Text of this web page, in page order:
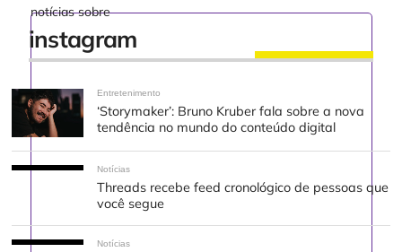
notícias sobre
instagram
Entretenimento
‘Storymaker’: Bruno Kruber fala sobre a nova
tendência no mundo do conteúdo digital
Notícias
Threads recebe feed cronológico de pessoas que
você segue
Notícias